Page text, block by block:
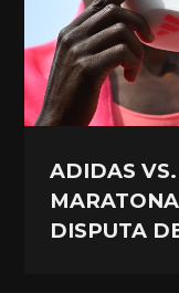
ADIDAS
DISPUTA